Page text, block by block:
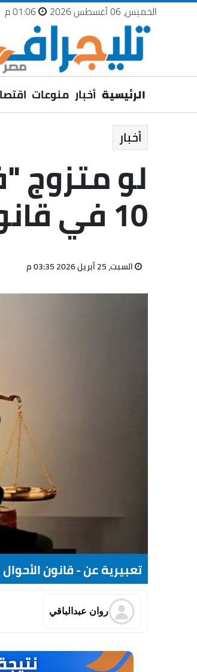
الخميس، 06 أغسطس 2026
01:06 م
الرئيسية أخبار منوعات
أخبار
لو متزوج
10 في قانون الأحوال الشخصية المرتقب
السبت، 25 أبريل 2026 03:35 م
تعبيرية عن - قانون
روان عبدالباقي